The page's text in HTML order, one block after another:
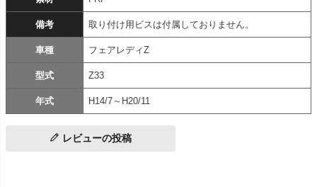
備考 取り付け用ビスは付属しておりません。
車種 フェアレディZ
型式 Z33
年式 H14/7～H20/11
レビューの投稿